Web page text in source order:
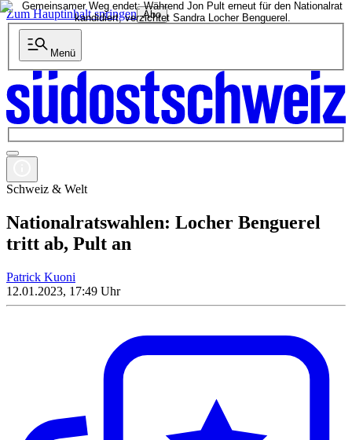
Zum Hauptinhalt springen Abo
Menü
Schweiz & Welt
Nationalratswahlen: Locher Benguerel
tritt ab, Pult an
Patrick Kuoni
12.01.2023, 17:49 Uhr